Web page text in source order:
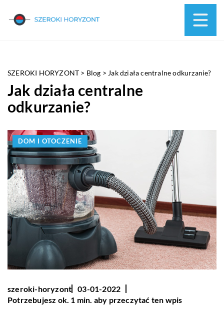
SZEROKI HORYZONT > Blog > Jak działa centralne odkurzanie?
Jak działa centralne
odkurzanie?
DOM I OTOCZENIE
szeroki-horyzont
03-01-2022
Potrzebujesz ok. 1 min. aby przeczytać ten wpis